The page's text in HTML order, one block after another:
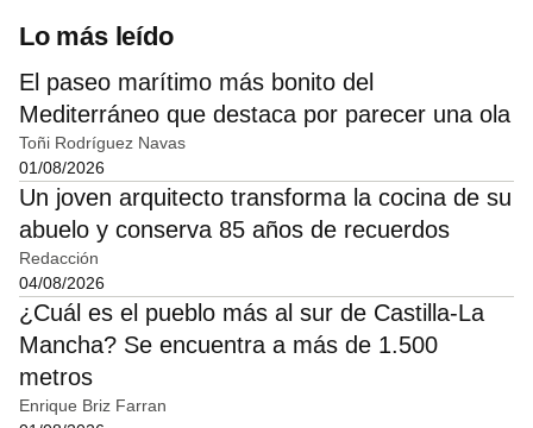
Lo más leído
El paseo marítimo más bonito del
Mediterráneo que destaca por parecer una ola
Toñi Rodríguez Navas
01/08/2026
Un joven arquitecto transforma la cocina de su
abuelo y conserva 85 años de recuerdos
Redacción
04/08/2026
¿Cuál es el pueblo más al sur de Castilla-La
Mancha? Se encuentra a más de 1.500
metros
Enrique Briz Farran